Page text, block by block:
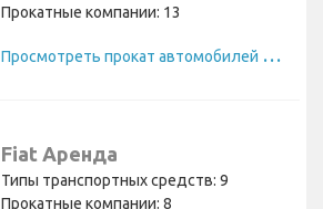
Прокатные компании: 13
П
росмотреть прокат автомобилей Volkswagen
Fiat Аренда
Типы транспортных средств: 9
Прокатные компании: 8